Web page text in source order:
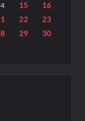
15
16
22
23
29 30